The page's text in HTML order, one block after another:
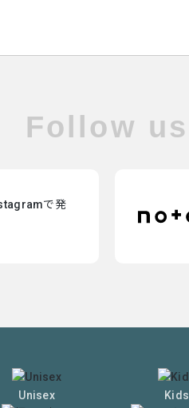
Follow us
で発
Unisex Kids